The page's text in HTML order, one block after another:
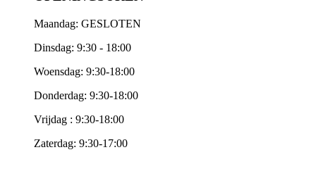
Maandag: GESLOTEN
Dinsdag: 9:30 - 18:00
Woensdag: 9:30-18:00
Donderdag: 9:30-18:00
Vrijdag : 9:30-18:00
Zaterdag: 9:30-17:00